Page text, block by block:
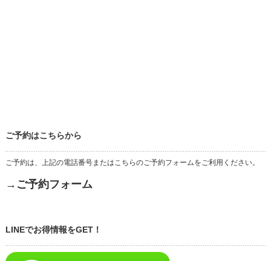
ご予約はこちらから
ご予約は、上記の電話番号またはこちらのご予約フォームをご利用ください。
→ご予約フォーム
LINEでお得情報をGET！